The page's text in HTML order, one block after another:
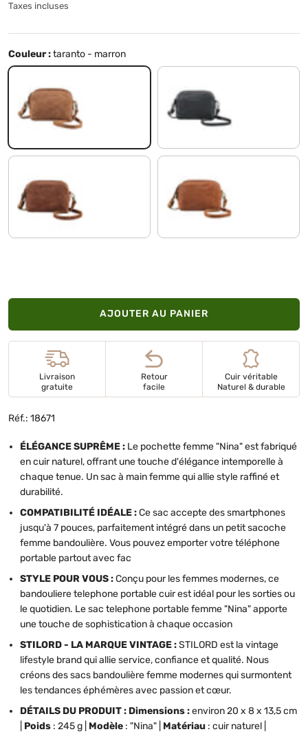
Taxes incluses
Couleur :taranto - marron
taranto - marron noir
messina - marron mocca - marron foncé
AJOUTER AU PANIER
Livraison
gratuite
Retour
facile
Cuir véritable
Naturel & durable
Réf.: 18671
ÉLÉGANCE SUPRÊME : Le pochette femme "Nina" est fabriqué
en cuir naturel, offrant une touche d'élégance intemporelle à
chaque tenue. Un sac à main femme qui allie style raffiné et
durabilité.
COMPATIBILITÉ IDÉALE :Ce sac accepte des smartphones
jusqu'à 7 pouces, parfaitement intégré dans un petit sacoche
femme bandoulière. Vous pouvez emporter votre téléphone
portable partout avec fac
STYLE POUR VOUS :Conçu pour les femmes modernes, ce
bandouliere telephone portable cuir est idéal pour les sorties ou
le quotidien. Le sac telephone portable femme "Nina" apporte
une touche de sophistication à chaque occasion
STILORD - LA MARQUE VINTAGE :STILORD est la vintage
lifestyle brand qui allie service, confiance et qualité. Nous
créons des sacs bandoulière femme modernes qui surmontent
les tendances éphémères avec passion et cœur.
DÉTAILS DU PRODUIT : Dimensions :environ 20 x 8 x 13,5 cm
Poids : 245 g | Modèle : "Nina" | Matériau : cuir naturel |